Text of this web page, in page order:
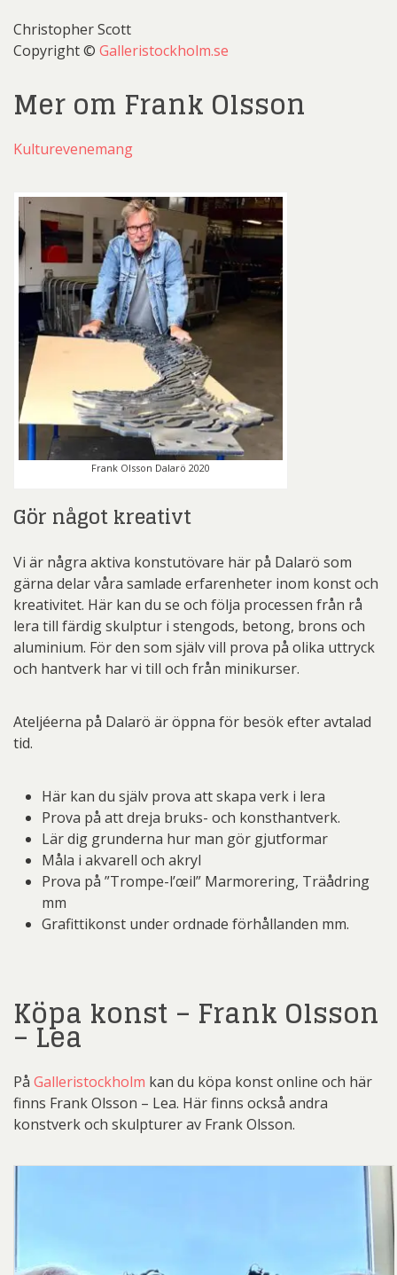
Christopher Scott
Copyright © Galleristockholm.se
Mer om Frank Olsson
Kulturevenemang
Frank Olsson Dalarö 2020
Gör något kreativt
Vi är några aktiva konstutövare här på Dalarö som
gärna delar våra samlade erfarenheter inom konst och
kreativitet. Här kan du se och följa processen från rå
lera till färdig skulptur i stengods, betong, brons och
aluminium. För den som själv vill prova på olika uttryck
och hantverk har vi till och från minikurser.
Ateljéerna på Dalarö är öppna för besök efter avtalad
tid.
Här kan du själv prova att skapa verk i lera
Prova på att dreja bruks- och konsthantverk.
Lär dig grunderna hur man gör gjutformar
Måla i akvarell och akryl
Prova på ”Trompe-l’œil” Marmorering, Träådring
mm
Grafittikonst under ordnade förhållanden mm.
Köpa konst – Frank Olsson
– Lea
På Galleristockholm kan du köpa konst online och här
finns Frank Olsson – Lea. Här finns också andra
konstverk och skulpturer av Frank Olsson.